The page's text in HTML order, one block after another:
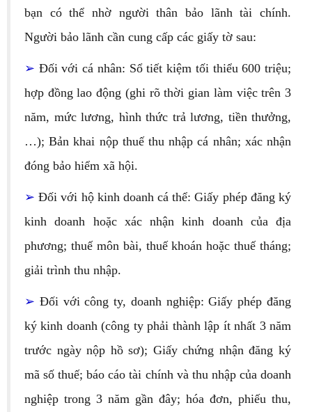
bạn có thể nhờ người thân bảo lãnh tài chính.
Người bảo lãnh cần cung cấp các giấy tờ sau:
➢ Đối với cá nhân: Sổ tiết kiệm tối thiểu 600 triệu;
hợp đồng lao động (ghi rõ thời gian làm việc trên 3
năm, mức lương, hình thức trả lương, tiền thưởng,
…); Bản khai nộp thuế thu nhập cá nhân; xác nhận
đóng bảo hiểm xã hội.
➢Đối với hộ kinh doanh cá thể: Giấy phép đăng ký
kinh doanh hoặc xác nhận kinh doanh của địa
phương; thuế môn bài, thuế khoán hoặc thuế tháng;
giải trình thu nhập.
➢ Đối với công ty, doanh nghiệp: Giấy phép đăng
ký kinh doanh (công ty phải thành lập ít nhất 3 năm
trước ngày nộp hồ sơ); Giấy chứng nhận đăng ký
mã số thuế; báo cáo tài chính và thu nhập của doanh
nghiệp trong 3 năm gần đây; hóa đơn, phiếu thu,